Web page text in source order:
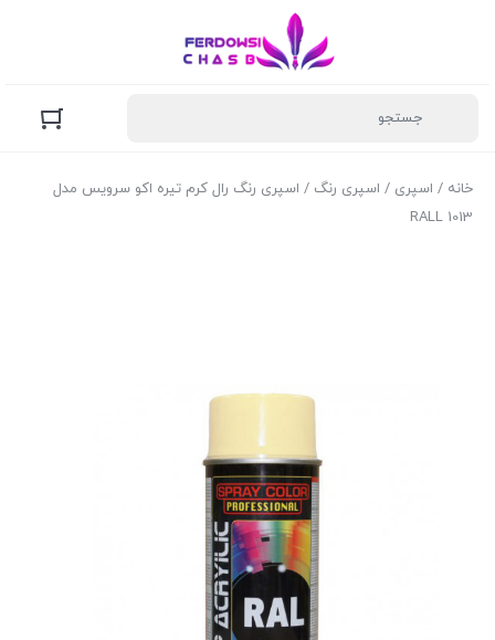
خانه / اسپری / اسپری رنگ / اسپری رنگ رال کرم تیره اکو سرویس مدل
RALL 1013